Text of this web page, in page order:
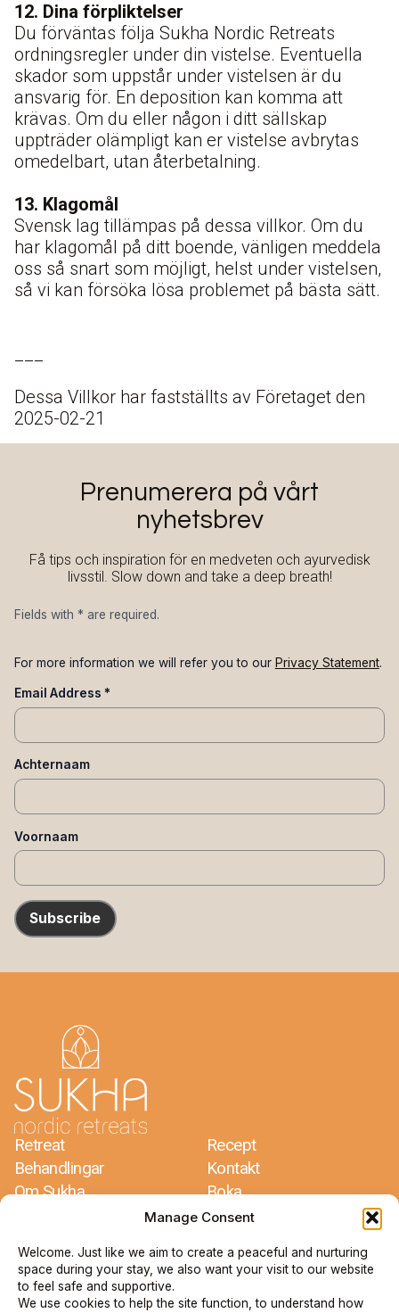
Manage Consent
Welcome. Just like we aim to create a peaceful and nurturing
space during your stay, we also want your visit to our website
to feel safe and supportive.
We use cookies to help the site function, to understand how
12. Dina förpliktelser
Du förväntas följa Sukha Nordic Retreats
ordningsregler under din vistelse. Eventuella
skador som uppstår under vistelsen är du
ansvarig för. En deposition kan komma att
krävas. Om du eller någon i ditt sällskap
uppträder olämpligt kan er vistelse avbrytas
omedelbart, utan återbetalning.
13. Klagomål
Svensk lag tillämpas på dessa villkor. Om du
har klagomål på ditt boende, vänligen meddela
oss så snart som möjligt, helst under vistelsen,
så vi kan försöka lösa problemet på bästa sätt.
Dessa Villkor har fastställts av Företaget den
2025-02-21
Prenumerera på vårt
nyhetsbrev
Få tips och inspiration för en medveten och ayurvedisk
livsstil. Slow down and take a deep breath!
Fields with * are required.
For more information we will refer you to our Privacy Statement.
Email Address *
Achternaam
Voornaam
Subscribe
Retreat
Behandlingar
Om Sukha
Recept
Kontakt
Boka
Regler & Villkor
Sukha Nordic Retreats
Jacco Dros & Mariëlle Glorie
Bergdalen 1